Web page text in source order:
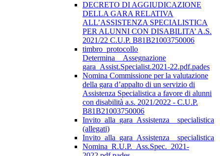
DECRETO DI AGGIUDICAZIONE
DELLA GARA RELATIVA
ALL’ASSISTENZA SPECIALISTICA
PER ALUNNI CON DISABILITA’ A.S.
2021/22 C.U.P. B81B21003750006
timbro_protocollo
Determina__Assegnazione
gara_Assist.Specialist.2021-22.pdf.pades
Nomina Commissione per la valutazione
della gara d’appalto di un servizio di
Assistenza Specialistica a favore di alunni
con disabilità a.s. 2021/2022 - C.U.P.
B81B21003750006
Invito_alla_gara_Assistenza__specialistica
(allegati)
Invito_alla_gara_Assistenza__specialistica
Nomina_R.U.P._Ass.Spec._2021-